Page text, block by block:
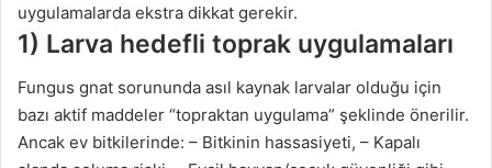
uygulamalarda ekstra dikkat gerekir.
1) Larva hedefli toprak uygulamaları
Fungus gnat sorununda asıl kaynak larvalar olduğu için
bazı aktif maddeler “topraktan uygulama” şeklinde önerilir.
Ancak ev bitkilerinde: – Bitkinin hassasiyeti, – Kapalı